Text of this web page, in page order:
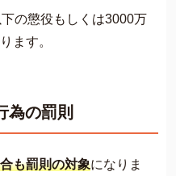
の懲役もしくは3000万
ます。
の罰則
も罰則の対象になりま